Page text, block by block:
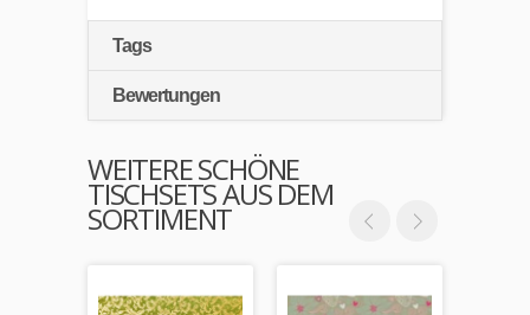
Tags
Bewertungen
WEITERE SCHÖNE
TISCHSETS AUS DEM
SORTIMENT